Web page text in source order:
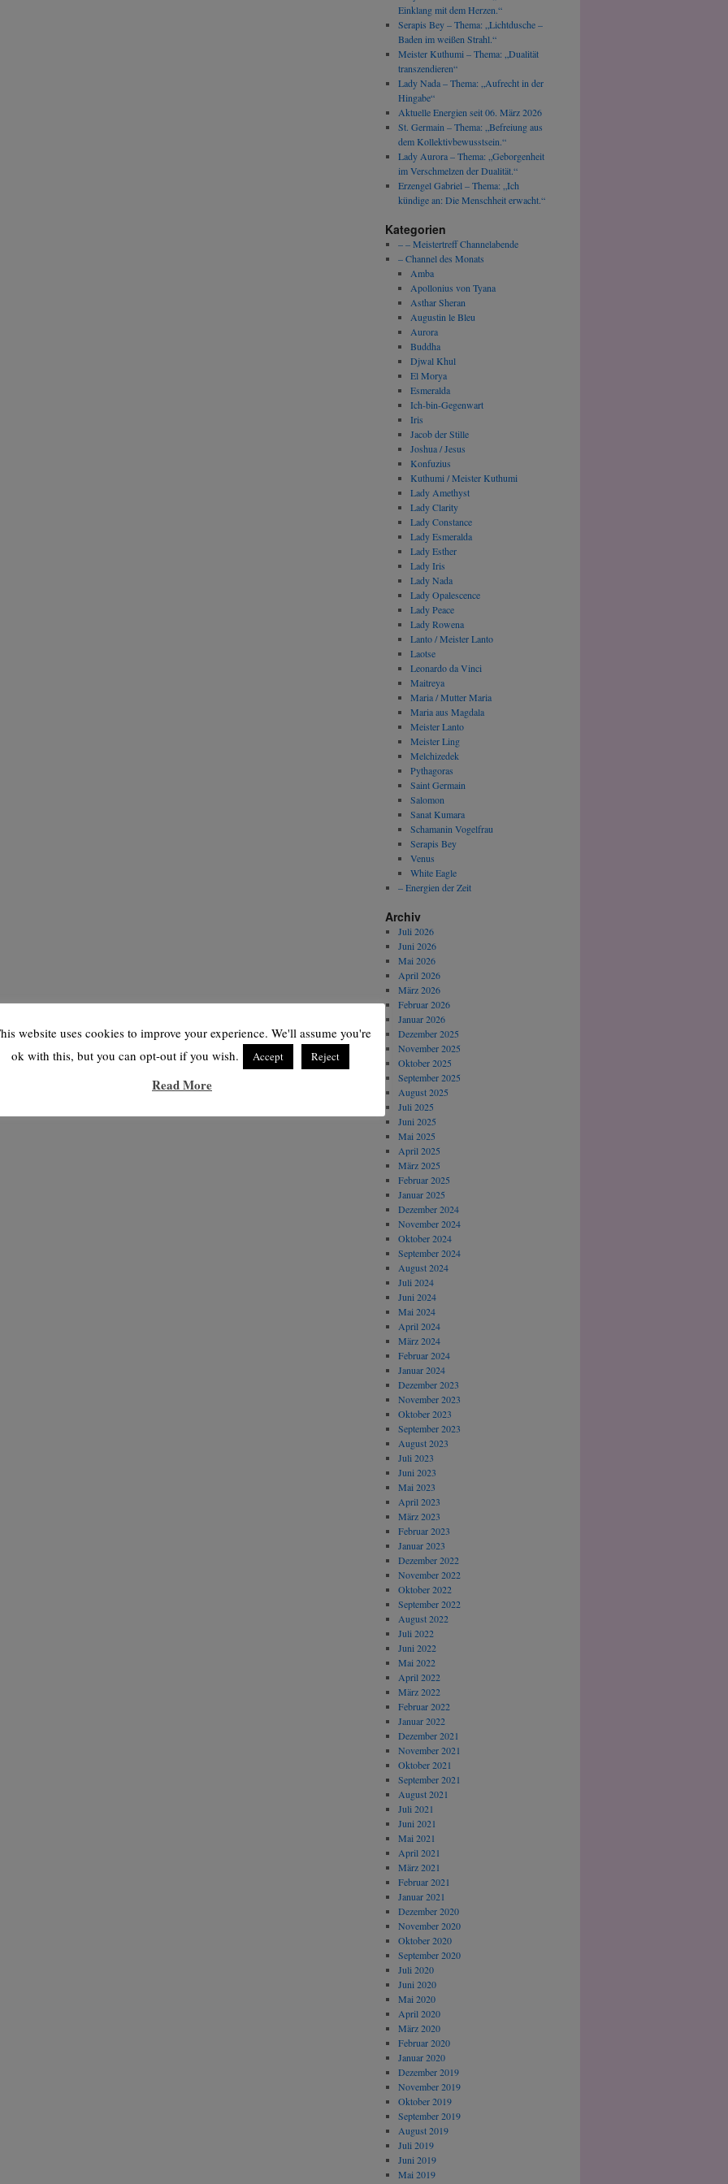
Einklang mit dem Herzen.“
Serapis Bey – Thema: „Lichtdusche –
Baden im weißen Strahl.“
Meister Kuthumi – Thema: „Dualität
transzendieren“
Lady Nada – Thema: „Aufrecht in der
Hingabe“
Aktuelle Energien seit 06. März 2026
St. Germain – Thema: „Befreiung aus
dem Kollektivbewusstsein.“
Lady Aurora – Thema: „Geborgenheit
im Verschmelzen der Dualität.“
Erzengel Gabriel – Thema: „Ich
kündige an: Die Menschheit erwacht.“
Kategorien
– – Meistertreff Channelabende
– Channel des Monats
Amba
Apollonius von Tyana
Asthar Sheran
Augustin le Bleu
Aurora
Buddha
Djwal Khul
El Morya
Esmeralda
Ich-bin-Gegenwart
Iris
Jacob der Stille
Joshua / Jesus
Konfuzius
Kuthumi / Meister Kuthumi
Lady Amethyst
Lady Clarity
Lady Constance
Lady Esmeralda
Lady Esther
Lady Iris
Lady Nada
Lady Opalescence
Lady Peace
Lady Rowena
Lanto / Meister Lanto
Laotse
Leonardo da Vinci
Maitreya
Maria / Mutter Maria
Maria aus Magdala
Meister Lanto
Meister Ling
Melchizedek
Pythagoras
Saint Germain
Salomon
Sanat Kumara
Schamanin Vogelfrau
Serapis Bey
Venus
White Eagle
– Energien der Zeit
Archiv
Juli 2026
Juni 2026
Mai 2026
April 2026
März 2026
Februar 2026
Januar 2026
Dezember 2025
November 2025
Oktober 2025
September 2025
August 2025
Juli 2025
Juni 2025
Mai 2025
April 2025
März 2025
Februar 2025
Januar 2025
Dezember 2024
November 2024
Oktober 2024
September 2024
August 2024
Juli 2024
Juni 2024
Mai 2024
April 2024
März 2024
Februar 2024
Januar 2024
Dezember 2023
November 2023
Oktober 2023
September 2023
August 2023
Juli 2023
Juni 2023
Mai 2023
April 2023
März 2023
Februar 2023
Januar 2023
Dezember 2022
November 2022
Oktober 2022
September 2022
August 2022
Juli 2022
Juni 2022
Mai 2022
April 2022
März 2022
Februar 2022
Januar 2022
Dezember 2021
November 2021
Oktober 2021
September 2021
August 2021
Juli 2021
Juni 2021
Mai 2021
April 2021
März 2021
Februar 2021
Januar 2021
Dezember 2020
November 2020
Oktober 2020
September 2020
Juli 2020
Juni 2020
Mai 2020
April 2020
März 2020
Februar 2020
Januar 2020
Dezember 2019
November 2019
Oktober 2019
September 2019
August 2019
Juli 2019
Juni 2019
Mai 2019
website uses cookies to improve your experience. We'll assume you're
ok with this, but you can opt-out if you wish.
Accept Reject
Read More